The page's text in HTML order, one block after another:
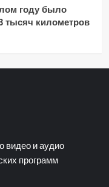
году было
тысяч километров
видео и аудио
программ